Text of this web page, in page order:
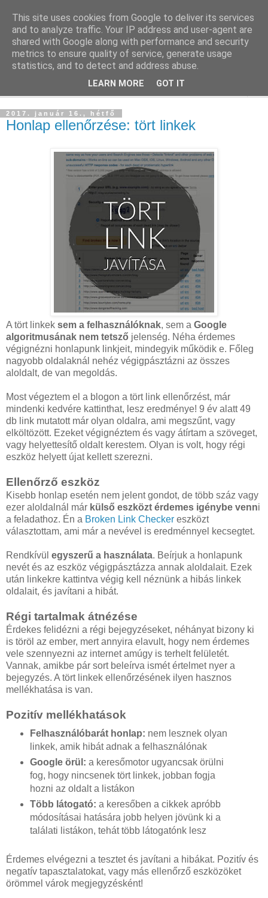
Szállás Marketing
Ingyenes marketing tudásforrás a turisztikai szakmának
2017. január 16., hétfő
Honlap ellenőrzése: tört linkek
A tört linkek sem a felhasználóknak, sem a Google
algoritmusának nem tetsző jelenség. Néha érdemes
végignézni honlapunk linkjeit, mindegyik működik e. Főleg
nagyobb oldalaknál nehéz végigpásztázni az összes
aloldalt, de van megoldás.
Most végeztem el a blogon a tört link ellenőrzést, már
mindenki kedvére kattinthat, lesz eredménye! 9 év alatt 49
db link mutatott már olyan oldalra, ami megszűnt, vagy
elköltözött. Ezeket végignéztem és vagy átírtam a szöveget,
vagy helyettesítő oldalt kerestem. Olyan is volt, hogy régi
eszköz helyett újat kellett szerezni.
Ellenőrző eszköz
Kisebb honlap esetén nem jelent gondot, de több száz vagy
ezer aloldalnál már külső eszközt érdemes igénybe venni
a feladathoz. Én a Broken Link Checker eszközt
választottam, ami már a nevével is eredménnyel kecsegtet.
Rendkívül egyszerű a használata. Beírjuk a honlapunk
nevét és az eszköz végigpásztázza annak aloldalait. Ezek
után linkekre kattintva végig kell néznünk a hibás linkek
oldalait, és javítani a hibát.
Régi tartalmak átnézése
Érdekes felidézni a régi bejegyzéseket, néhányat bizony ki
is töröl az ember, mert annyira elavult, hogy nem érdemes
vele szennyezni az internet amúgy is terhelt felületét.
Vannak, amikbe pár sort beleírva ismét értelmet nyer a
bejegyzés. A tört linkek ellenőrzésének ilyen hasznos
mellékhatása is van.
Pozitív mellékhatások
Felhasználóbarát honlap: nem lesznek olyan
linkek, amik hibát adnak a felhasználónak
Google örül: a keresőmotor ugyancsak örülni
fog, hogy nincsenek tört linkek, jobban fogja
hozni az oldalt a listákon
Több látogató: a keresőben a cikkek apróbb
módosításai hatására jobb helyen jövünk ki a
találati listákon, tehát több látogatónk lesz
Érdemes elvégezni a tesztet és javítani a hibákat. Pozitív és
negatív tapasztalatokat, vagy más ellenőrző eszközöket
örömmel várok megjegyzésként!
This site uses cookies from Google to deliver its services
and to analyze traffic. Your IP address and user-agent are
shared with Google along with performance and security
metrics to ensure quality of service, generate usage
statistics, and to detect and address abuse.
LEARN MORE GOT IT